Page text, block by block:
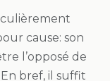
cause: son
l’opposé de
En bref, il suffit